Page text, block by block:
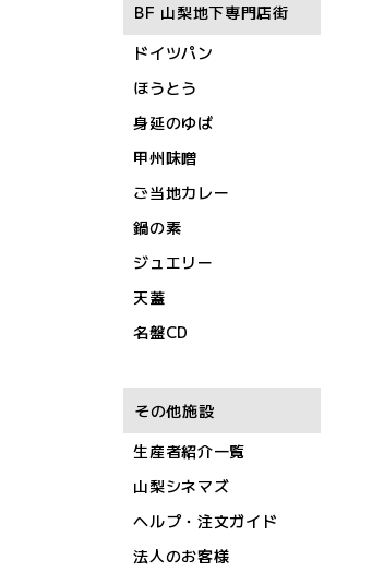
BF 山梨地下専門店街
ドイツパン
ほうとう
身延のゆば
甲州味噌
ご当地カレー
鍋の素
ジュエリー
天蓋
名盤CD
その他施設
生産者紹介一覧
山梨シネマズ
ヘルプ・注文ガイド
法人のお客様